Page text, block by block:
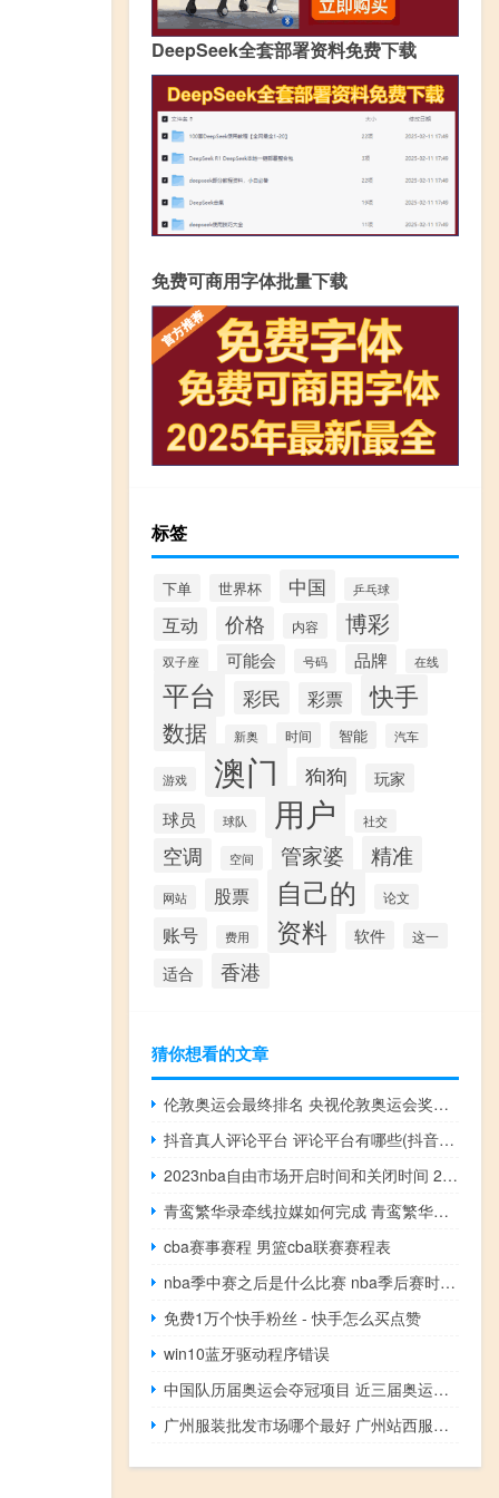
DeepSeek全套部署资料免费下载
免费可商用字体批量下载
标签
下单 世界杯 中国 乒乓球
互动 价格 内容 博彩
双子座 可能会 号码 品牌 在线
平台 彩民 彩票 快手
数据 新奥 时间 智能 汽车
游戏 澳门 狗狗 玩家
球员 球队 用户 社交
空调 空间 管家婆 精准
网站 股票 自己的 论文
账号 费用 资料 软件 这一
适合 香港
猜你想看的文章
伦敦奥运会最终排名 央视伦敦奥运会奖牌榜
抖音真人评论平台 评论平台有哪些(抖音真人评论多少钱一个)
2023nba自由市场开启时间和关闭时间 2023nba最新交易汇总
青鸾繁华录牵线拉媒如何完成 青鸾繁华录银币礼包
cba赛事赛程 男篮cba联赛赛程表
nba季中赛之后是什么比赛 nba季后赛时间表安排
免费1万个快手粉丝 - 快手怎么买点赞
win10蓝牙驱动程序错误
中国队历届奥运会夺冠项目 近三届奥运会中国金牌
广州服装批发市场哪个最好 广州站西服装批发